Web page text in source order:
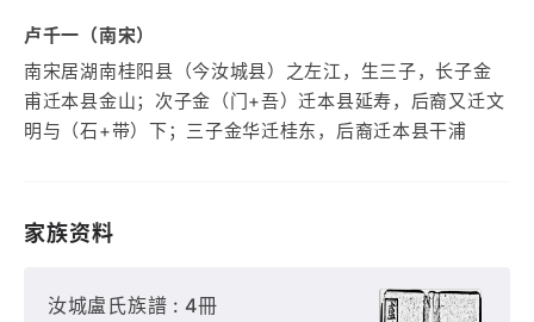
卢千一（南宋）
南宋居湖南桂阳县（今汝城县）之左江，生三子，长子金
甫迁本县金山；次子金（门+吾）迁本县延寿，后裔又迁文
明与（石+带）下；三子金华迁桂东，后裔迁本县干浦
家族资料
汝城盧氏族譜 : 4冊